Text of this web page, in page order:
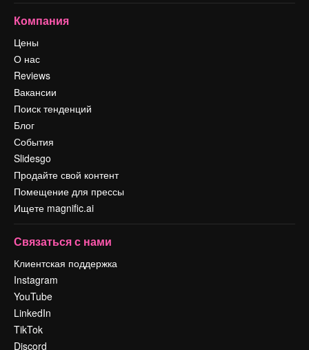
Компания
Цены
О нас
Reviews
Вакансии
Поиск тенденций
Блог
События
Slidesgo
Продайте свой контент
Помещение для прессы
Ищете magnific.ai
Связаться с нами
Клиентская поддержка
Instagram
YouTube
LinkedIn
TikTok
Discord